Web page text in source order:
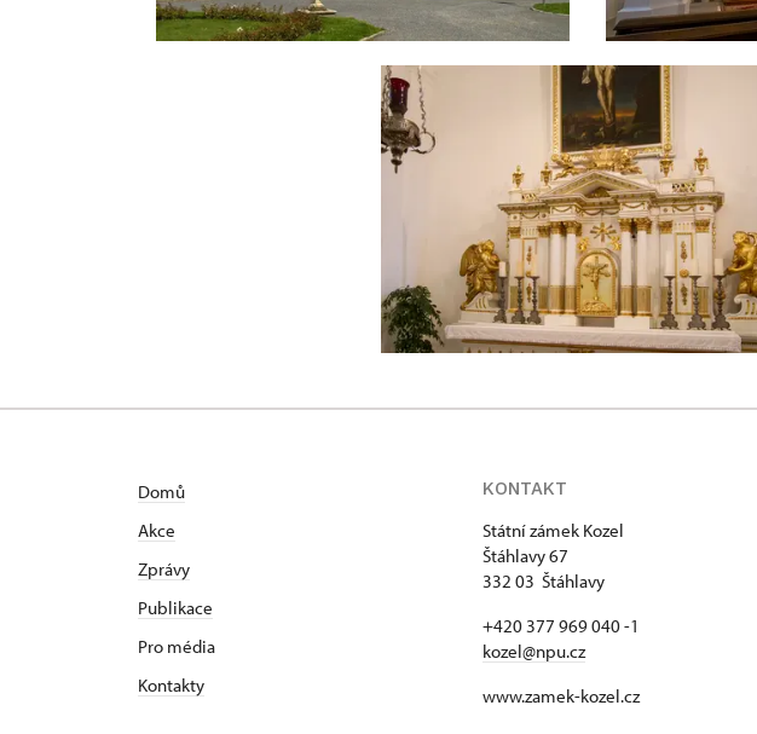
Domů
Akce
Zprávy
Publikace
Pro média
Kontakty
KONTAKT
Státní zámek Kozel
Štáhlavy 67
332 03 Štáhlavy
+420 377 969 040 -1
kozel@npu.cz
www.zamek-kozel.cz